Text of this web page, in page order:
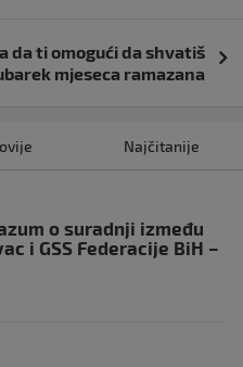
da ti omogući da shvatiš
mjeseca ramazana
Najčitanije
o suradnji između
i GSS Federacije BiH –